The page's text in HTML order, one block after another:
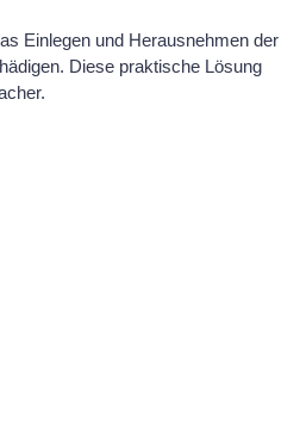
Einlegen und Herausnehmen der
Diese praktische Lösung